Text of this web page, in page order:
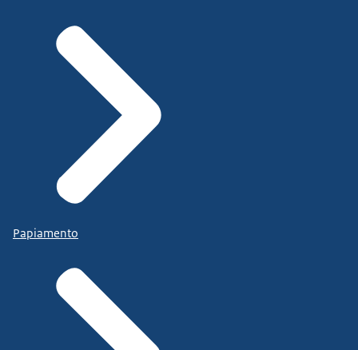
Papiamento